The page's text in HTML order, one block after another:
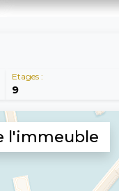
Etages :
9
l'immeuble